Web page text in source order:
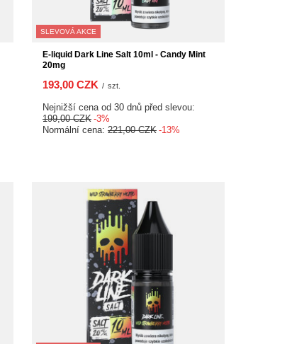
SLEVOVÁ AKCE
E-liquid Dark Line Salt 10ml - Candy Mint
20mg
193,00 CZK / szt.
Nejnižší cena od 30 dnů před slevou:
199,00 CZK -3%
Normální cena: 221,00 CZK -13%